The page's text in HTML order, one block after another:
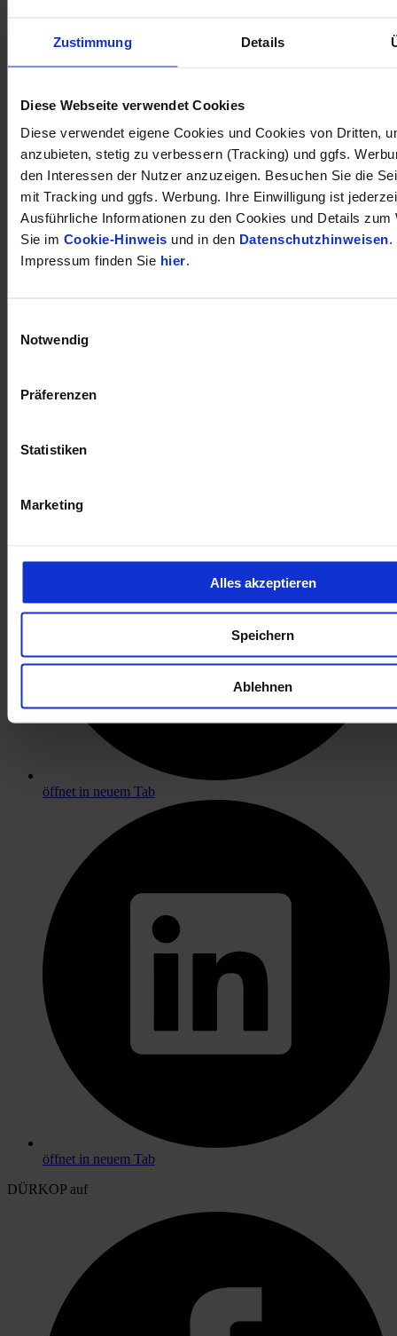
Zustimmung Details
Diese Webseite verwendet Cookies
Diese verwendet eigene Cookies und Cookies von Dritten,
anzubieten, stetig zu verbessern (Tracking) und ggfs.
den Interessen der Nutzer anzuzeigen. Besuchen Sie die
mit Tracking und ggfs. Werbung. Ihre Einwilligung ist
Ausführliche Informationen zu den Cookies und Details zum
Sie im Cookie-Hinweis und in den Datenschutzhinweisen.
Impressum finden Sie hier.
Notwendig
Präferenzen
Statistiken
Marketing
Alles akzeptieren
Speichern
Ablehnen
öffnet in neuem Tab
öffnet in neuem Tab
DÜRKOP auf